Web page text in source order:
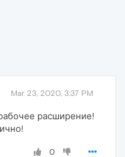
Mar 23, 2020, 3:37 PM
расширение!
0